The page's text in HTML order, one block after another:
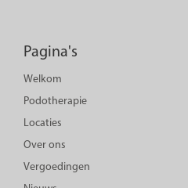
Pagina's
Welkom
Podotherapie
Locaties
Over ons
Vergoedingen